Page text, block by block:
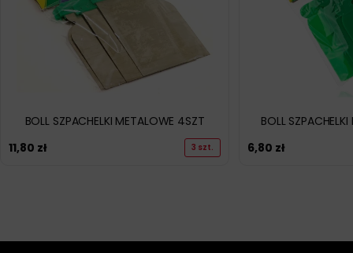
BOLL SZPACHELKI METALOWE 4SZT
11,80 zł 3 szt.
BOLL
6,80 zł